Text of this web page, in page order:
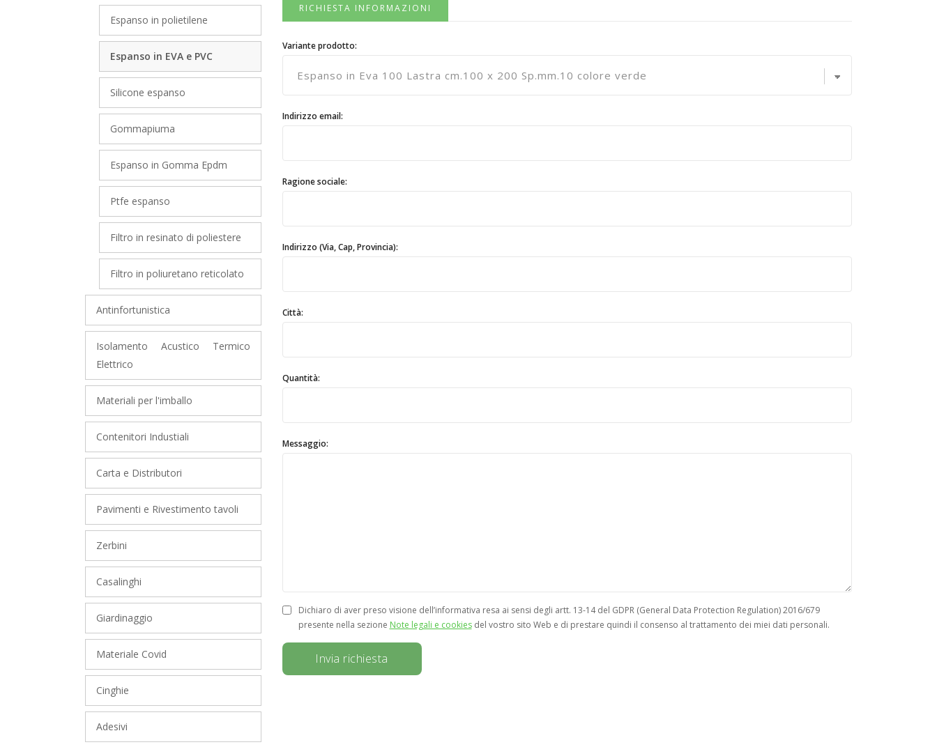
Espanso in polietilene
Espanso in EVA e PVC
Silicone espanso
Gommapiuma
Espanso in Gomma Epdm
Ptfe espanso
Filtro in resinato di poliestere
Filtro in poliuretano reticolato
Antinfortunistica
Isolamento Acustico Termico
Elettrico
Materiali per l'imballo
Contenitori Industiali
Carta e Distributori
Pavimenti e Rivestimento tavoli
Zerbini
Casalinghi
Giardinaggio
Materiale Covid
Cinghie
Adesivi
RICHIESTA INFORMAZIONI
Variante prodotto:
Indirizzo email:
Ragione sociale:
Indirizzo (Via, Cap, Provincia):
Città:
Quantità:
Messaggio:
Dichiaro di aver preso visione dell’informativa resa ai sensi degli artt. 13-14 del GDPR (General Data Protection Regulation) 2016/679
presente nella sezione Note legali e cookiesdel vostro sito Web e di prestare quindi il consenso al trattamento dei miei dati personali.